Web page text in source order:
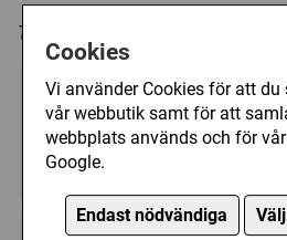
Cookies
Vi använder Cookies för att
vår webbutik samt för att
webbplats används och för
Google.
Endast nödvändiga Välj
Trycket på discen kan variera i färg
Välj färg:
Pink - Ej i lager